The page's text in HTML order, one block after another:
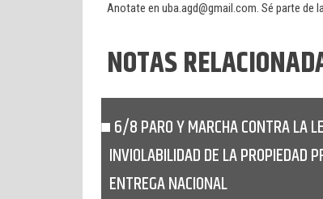
Anotate en uba.agd@gmail.com. Sé parte de
NOTAS
6/8 PARO Y MARCHA CONTRA LA
INVIOLABILIDAD DE LA PROPIEDAD
ENTREGA NACIONAL